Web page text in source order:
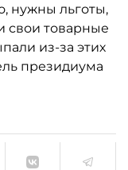
нужны льготы,
свои товарные
из-за этих
президиума